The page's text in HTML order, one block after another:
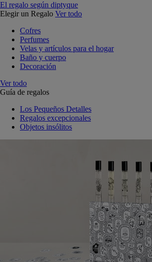
El regalo según diptyque
Elegir un Regalo Ver todo
Cofres
Perfumes
Velas y artículos para el hogar
Baño y cuerpo
Decoración
Ver todo
Guía de regalos
Los Pequeños Detalles
Regalos excepcionales
Objetos insólitos